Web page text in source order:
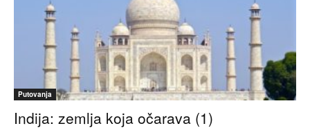
Putovanja
Indija: zemlja koja očarava (1)